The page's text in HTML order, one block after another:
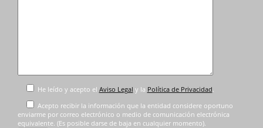
He leído y acepto el Aviso Legal y la Política de Privacidad
Acepto recibir la información que la entidad considere oportuno
enviarme por correo electrónico o medio de comunicación electrónica
equivalente. (Es posible darse de baja en cualquier momento).